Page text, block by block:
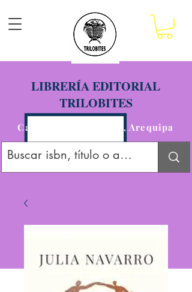
LIBRERÍA EDITORIAL
TRILOBITES
Calle San Agustín 201, Arequipa